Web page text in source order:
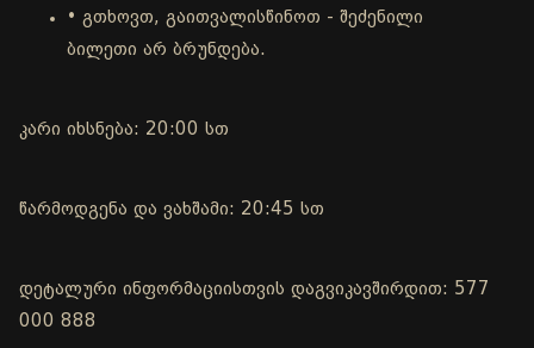
• გთხოვთ, გაითვალისწინოთ - შეძენილი
ბილეთი არ ბრუნდება.
კარი იხსნება: 20:00 სთ
წარმოდგენა და ვახშამი: 20:45 სთ
დეტალური ინფორმაციისთვის დაგვიკავშირდით: 577
000 888